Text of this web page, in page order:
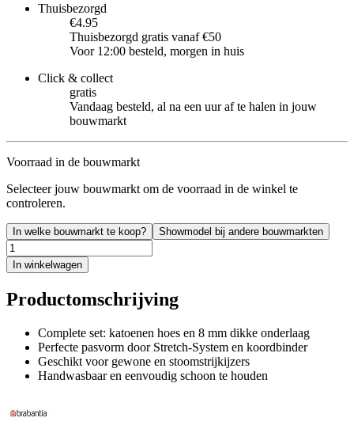
Thuisbezorgd
€4.95
Thuisbezorgd gratis vanaf €50
Voor 12:00 besteld, morgen in huis
Click & collect
gratis
Vandaag besteld, al na een uur af te halen in jouw
bouwmarkt
Voorraad in de bouwmarkt
Selecteer jouw bouwmarkt om de voorraad in de winkel te
controleren.
In welke bouwmarkt te koop? Showmodel bij andere bouwmarkten
In winkelwagen
Productomschrijving
Complete set: katoenen hoes en 8 mm dikke onderlaag
Perfecte pasvorm door Stretch-System en koordbinder
Geschikt voor gewone en stoomstrijkijzers
Handwasbaar en eenvoudig schoon te houden